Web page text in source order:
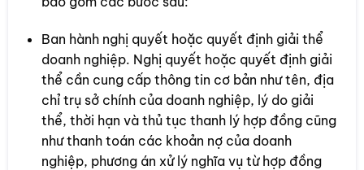
Ban hành nghị quyết hoặc quyết định giải thể
doanh nghiệp. Nghị quyết hoặc quyết định giải
thể cần cung cấp thông tin cơ bản như tên, địa
chỉ trụ sở chính của doanh nghiệp, lý do giải
thể, thời hạn và thủ tục thanh lý hợp đồng cũng
như thanh toán các khoản nợ của doanh
nghiệp, phương án xử lý nghĩa vụ từ hợp đồng